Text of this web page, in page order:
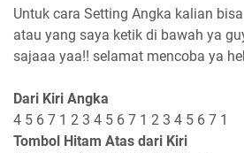
Untuk cara Setting Angka kalian
atau yang saya ketik di bawah ya
sajaaa yaa!! selamat mencoba ya
Dari Kiri Angka
4 5 6 7 1 2 3 4 5 6 7 1 2 3 4 5 6 7 1
Tombol Hitam Atas dari Kiri